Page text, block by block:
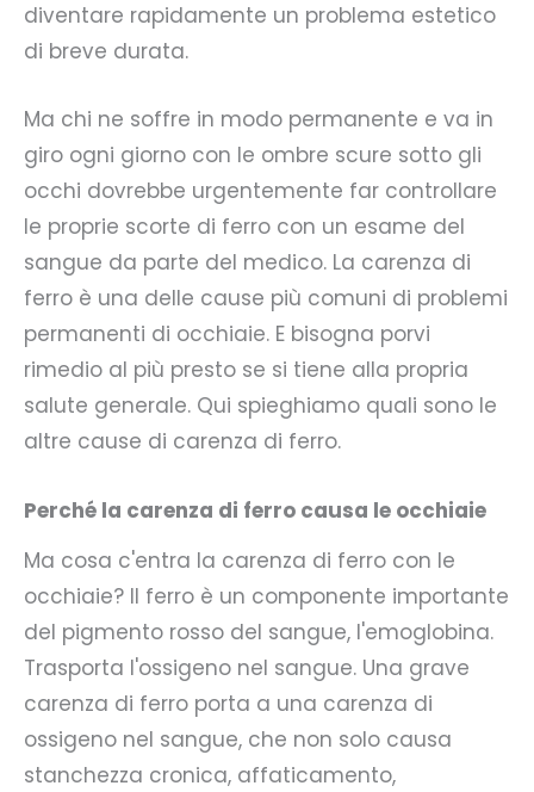
diventare rapidamente un problema estetico
di breve durata.
Ma chi ne soffre in modo permanente e va in
giro ogni giorno con le ombre scure sotto gli
occhi dovrebbe urgentemente far controllare
le proprie scorte di ferro con un esame del
sangue da parte del medico. La carenza di
ferro è una delle cause più comuni di problemi
permanenti di occhiaie. E bisogna porvi
rimedio al più presto se si tiene alla propria
salute generale. Qui spieghiamo quali sono le
altre cause di carenza di ferro.
Perché la carenza di ferro causa le occhiaie
Ma cosa c'entra la carenza di ferro con le
occhiaie? Il ferro è un componente importante
del pigmento rosso del sangue, l'emoglobina.
Trasporta l'ossigeno nel sangue. Una grave
carenza di ferro porta a una carenza di
ossigeno nel sangue, che non solo causa
stanchezza cronica, affaticamento,